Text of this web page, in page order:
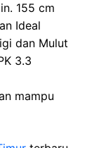
155 cm
Ideal
dan Mulut
3.3
mampu